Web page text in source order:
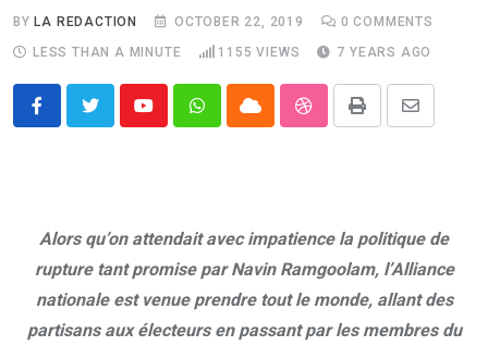
BYLA REDACTION OCTOBER 22, 2019 0 COMMENTS
LESS THAN A MINUTE
1155 VIEWS 7 YEARS AGO
YoutubeWhatsappCloud StumbleUpon
Print
Share
Alors qu’on attendait avec impatience la politique de
rupture tant promise par Navin Ramgoolam, l’Alliance
nationale est venue prendre tout le monde, allant des
partisans aux électeurs en passant par les membres du